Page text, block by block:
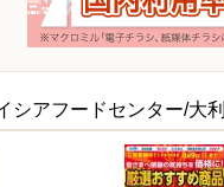
シアフードセンター/大